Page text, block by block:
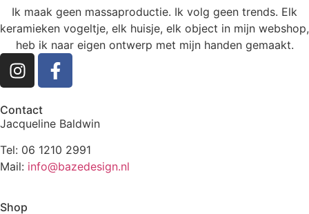
Ik maak geen massaproductie. Ik volg geen trends. Elk
keramieken vogeltje, elk huisje, elk object in mijn webshop,
heb ik naar eigen ontwerp met mijn handen gemaakt.
Contact
Jacqueline Baldwin
Tel: 06 1210 2991
Mail: info@bazedesign.nl
Shop